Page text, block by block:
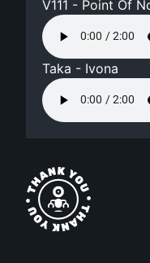
V111 - Point Of
Taka - Ivona